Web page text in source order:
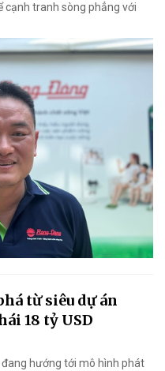
cạnh tranh sòng phẳng với
từ siêu dự án
18 tỷ USD
hướng tới mô hình phát